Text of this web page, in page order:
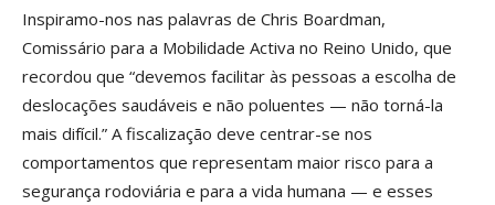
Inspiramo-nos nas palavras de Chris Boardman,
Comissário para a Mobilidade Activa no Reino Unido, que
recordou que “devemos facilitar às pessoas a escolha de
deslocações saudáveis e não poluentes — não torná-la
mais difícil.” A fiscalização deve centrar-se nos
comportamentos que representam maior risco para a
segurança rodoviária e para a vida humana — e esses